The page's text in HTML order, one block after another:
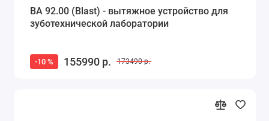
BA 92.00 (Blast) - вытяжное устройство для
зуботехнической лаборатории
-10 % 155990 р. 173490 р.